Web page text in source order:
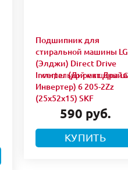
Подшипник для
стиральной машины LG
(Элджи) Direct Drive
Inverter (Директ Драйв
Инвертер) 6 205-2Zz
(25x52x15) SKF
590 руб.
КУПИТЬ